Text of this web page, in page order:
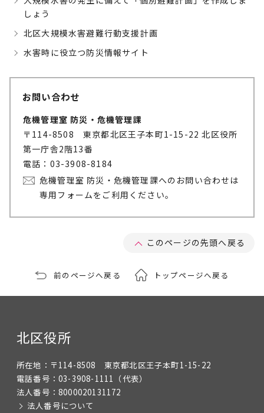
しょう
北区大規模水害避難行動支援計画
水害時に役立つ防災情報サイト
お問い合わせ
危機管理室 防災・危機管理課
〒114-8508 東京都北区王子本町1-15-22 北区役所
第一庁舎2階13番
電話：03-3908-8184
危機管理室 防災・危機管理課へのお問い合わせは
専用フォームをご利用ください。
このページの先頭へ戻る
前のページへ戻る トップページへ戻る
北区役所
所在地： 〒114-8508 東京都北区王子本町1-15-22
電話番号： 03-3908-1111 （代表）
法人番号： 8000020131172
法人番号について